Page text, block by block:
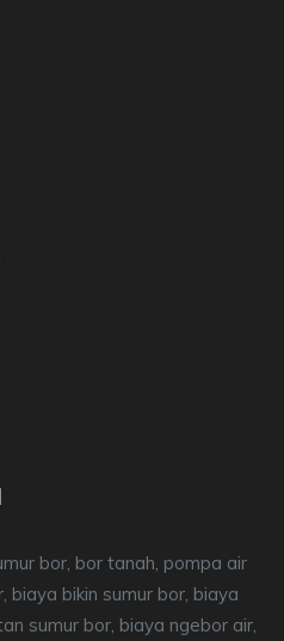
bor, bor tanah, pompa air
biaya bikin sumur bor, biaya
sumur bor, biaya ngebor air,